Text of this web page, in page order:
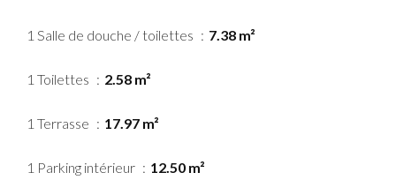
1 Salle de douche / toilettes 7.38 m²
1 Toilettes 2.58 m²
1 Terrasse 17.97 m²
1 Parking intérieur 12.50 m²